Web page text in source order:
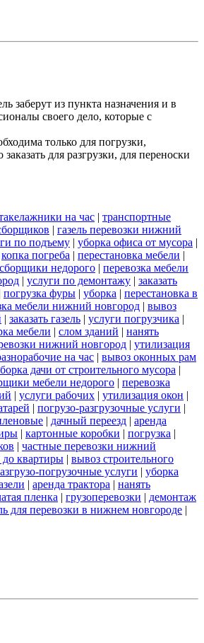
заберут из пункта назначения и в
своего дело, которые с
только для погрузки,
для разгрузки, для переноски
на час | транспортные
| газель перевозки нижний
по подъему | уборка офиса от мусора |
копка погреба | перестановка мебели |
сборщики недорого | перевозка мебели
| услуги по демонтажу | заказать
погрузка фуры | уборка | перестановка в
мебели нижний новгород | вывоз
| заказать газель | услуги погрузчика |
мебели | слом зданий | нанять
нижний новгород | утилизация
на час | вывоз оконных рам
дачи от строительного мусора |
мебели недорого | перевозка
| услуги рабочих | утилизация окон |
| погрузо-разгрузочные услуги |
| дачный переезд | аренда
| картонные коробки | погрузка |
| частные перевозки нижний
до квартиры | вывоз строительного
погрузочные услуги | уборка
| аренда трактора | нанять
пленка | грузоперевозки | демонтаж
для перевозки в нижнем новгороде |